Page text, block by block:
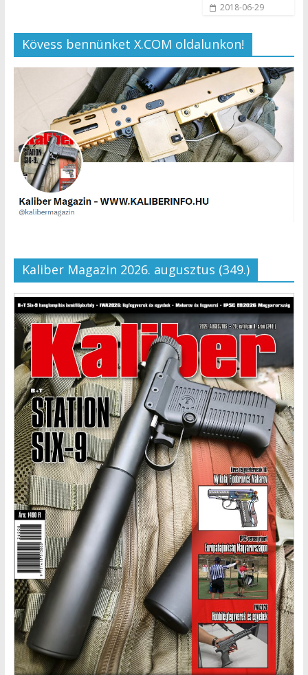
2018-06-29
Kövess bennünket X.COM oldalunkon!
Kaliber Magazin 2026. augusztus (349.)